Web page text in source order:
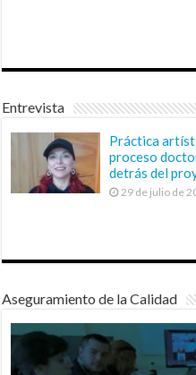
Entrevista
Práctica
proceso
detrás del
29 de julio de
Aseguramiento de la Calidad